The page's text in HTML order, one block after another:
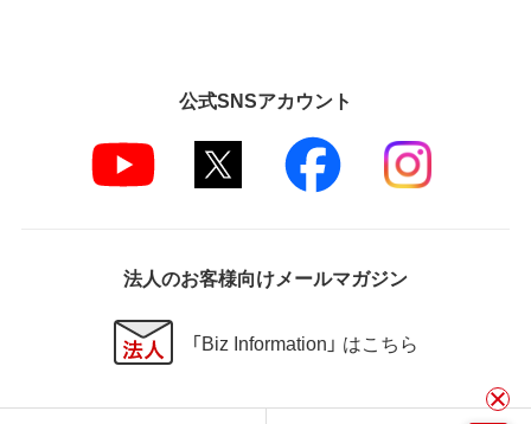
公式SNSアカウント
法人のお客様向けメールマガジン
「Biz Information」 はこちら